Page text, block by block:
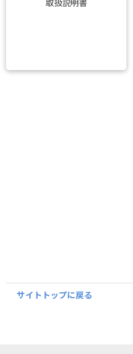
取扱説明書
サイトトップに戻る